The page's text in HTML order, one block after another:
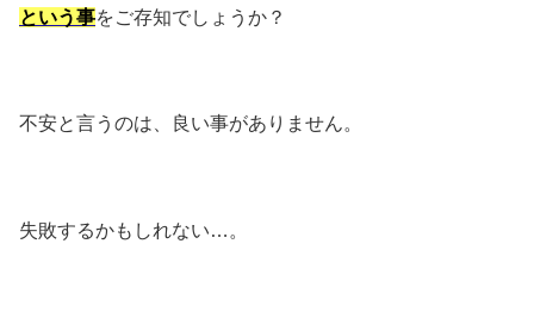
という事をご存知でしょうか？
不安と言うのは、良い事がありません。
失敗するかもしれない…。